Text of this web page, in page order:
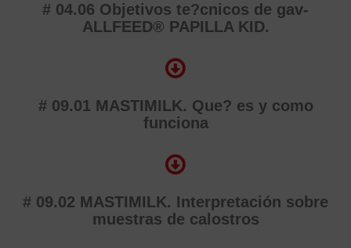
# 04.06 Objetivos te?cnicos de gav-
ALLFEED® PAPILLA KID.
# 09.01 MASTIMILK. Que? es y como
funciona
# 09.02 MASTIMILK. Interpretación sobre
muestras de calostros